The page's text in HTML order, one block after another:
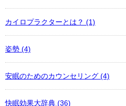
カイロプラクターとは？ (1)
姿勢 (4)
安眠のためのカウンセリング (4)
快眠効果大辞典 (36)